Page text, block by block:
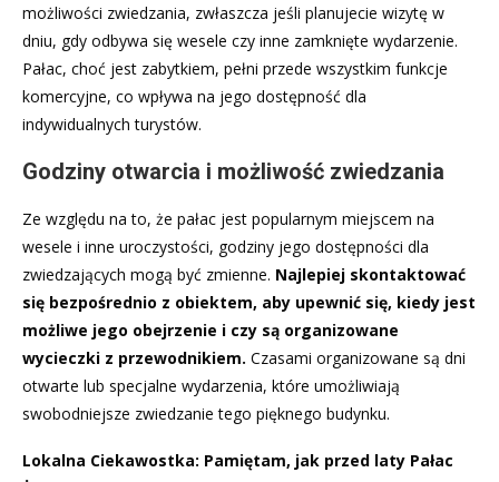
możliwości zwiedzania, zwłaszcza jeśli planujecie wizytę w
dniu, gdy odbywa się wesele czy inne zamknięte wydarzenie.
Pałac, choć jest zabytkiem, pełni przede wszystkim funkcje
komercyjne, co wpływa na jego dostępność dla
indywidualnych turystów.
Godziny otwarcia i możliwość zwiedzania
Ze względu na to, że pałac jest popularnym miejscem na
wesele i inne uroczystości, godziny jego dostępności dla
zwiedzających mogą być zmienne. Najlepiej skontaktować
się bezpośrednio z obiektem, aby upewnić się, kiedy jest
możliwe jego obejrzenie i czy są organizowane
wycieczki z przewodnikiem. Czasami organizowane są dni
otwarte lub specjalne wydarzenia, które umożliwiają
swobodniejsze zwiedzanie tego pięknego budynku.
Lokalna Ciekawostka: Pamiętam, jak przed laty Pałac